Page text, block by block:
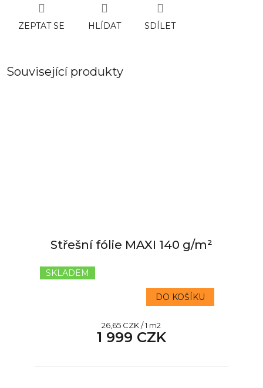
ZEPTAT SE HLÍDAT SDÍLET
Související produkty
Střešní fólie MAXI 140 g/m²
SKLADEM
1 999 CZK
Měrná
cena:
26,65 CZK / 1 m2
DO KOŠÍKU